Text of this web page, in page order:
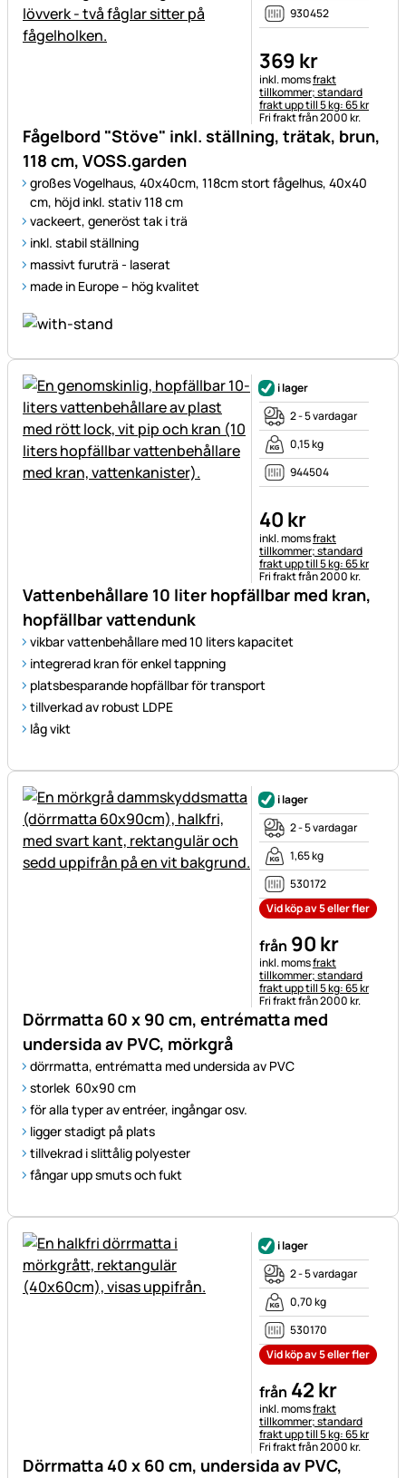
Fågelbord "Stöve" inkl. ställning, trätak, brun,
118 cm, VOSS.garden
großes Vogelhaus, 40x40cm, 118cmstort fågelhus, 40x40
cm, höjd inkl. stativ 118 cm
vackeert, generöst tak i trä
inkl. stabil ställning
massivt furuträ - laserat
made in Europe – hög kvalitet
930452
369 kr
Skatteinformation:
inkl. momsfrakt
tillkommer; standard
frakt upp till 5 kg: 65 kr
Fri frakt från 2000 kr.
Vattenbehållare 10 liter hopfällbar med kran,
hopfällbar vattendunk
vikbar vattenbehållare med 10 liters kapacitet
integrerad kran för enkel tappning
platsbesparande hopfällbar för transport
tillverkad av robust LDPE
låg vikt
i lager
2 - 5 vardagar
0,15 kg
944504
40 kr
Skatteinformation:
inkl. momsfrakt
tillkommer; standard
frakt upp till 5 kg: 65 kr
Fri frakt från 2000 kr.
Dörrmatta 60 x 90 cm, entrématta med
undersida av PVC, mörkgrå
dörrmatta, entrématta med undersida av PVC
storlek 60x90 cm
för alla typer av entréer, ingångar osv.
ligger stadigt på plats
tillvekrad i slittålig polyester
fångar upp smuts och fukt
i lager
2 - 5 vardagar
1,65 kg
530172
Vid köp av 5 eller fler
från 90 kr
Skatteinformation:
inkl. momsfrakt
tillkommer; standard
frakt upp till 5 kg: 65 kr
Fri frakt från 2000 kr.
Dörrmatta 40 x 60 cm, undersida av PVC,
i lager
2 - 5 vardagar
0,70 kg
530170
Vid köp av 5 eller fler
från 42 kr
Skatteinformation:
inkl. momsfrakt
tillkommer; standard
frakt upp till 5 kg: 65 kr
Fri frakt från 2000 kr.